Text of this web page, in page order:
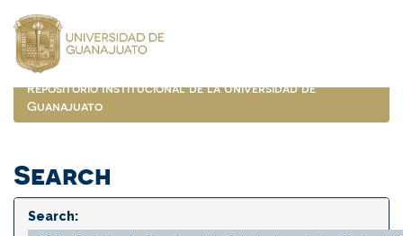
navigation
Repositorio Institucional de la Universidad de
Guanajuato
Search
Search: